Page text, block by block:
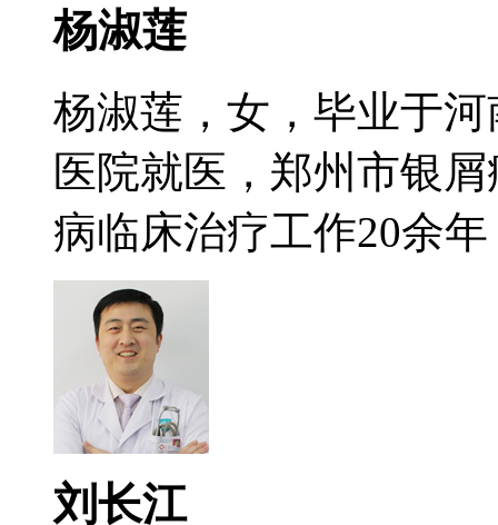
杨淑莲
杨淑莲，女，毕业于
医院就医，郑州市银
病临床治疗工作20余
刘长江